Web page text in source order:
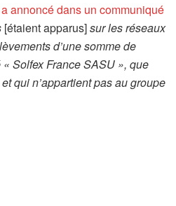
annoncé dans un communiqué
[étaient apparus]sur les réseaux
d’une somme de
Solfex France SASU », que
qui n’appartient pas au groupe